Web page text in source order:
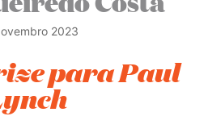
2023
para Paul